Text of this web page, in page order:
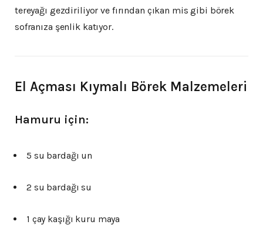
tereyağı gezdiriliyor ve fırından çıkan mis gibi börek
sofranıza şenlik katıyor.
El Açması Kıymalı Börek Malzemeleri
Hamuru için:
5 su bardağı un
2 su bardağı su
1 çay kaşığı kuru maya